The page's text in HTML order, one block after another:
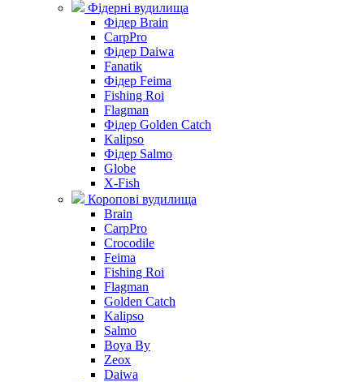
Фідерні вудилища
Фідер Brain
CarpPro
Фідер Daiwa
Fanatik
Фідер Feima
Fishing Roi
Flagman
Фідер Golden Catch
Kalipso
Фідер Salmo
Globe
X-Fish
Коропові вудилища
Brain
CarpPro
Crocodile
Feima
Fishing Roi
Flagman
Golden Catch
Kalipso
Salmo
Boya By
Zeox
Daiwa